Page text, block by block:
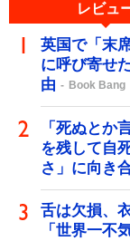
レビュ
英国で「末
に呼び寄せ
由
Book Bang
「死ぬとか
を残して自
さ」に向き
舌は欠損、
「世界一不